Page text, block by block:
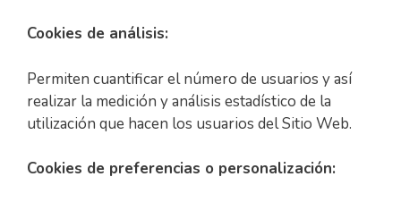
Cookies de análisis:
Permiten cuantificar el número de usuarios y así
realizar la medición y análisis estadístico de la
utilización que hacen los usuarios del Sitio Web.
Cookies de preferencias o personalización: